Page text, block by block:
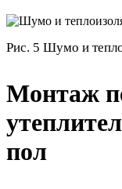
Рис. 5 Шумо и
Монтаж
пол